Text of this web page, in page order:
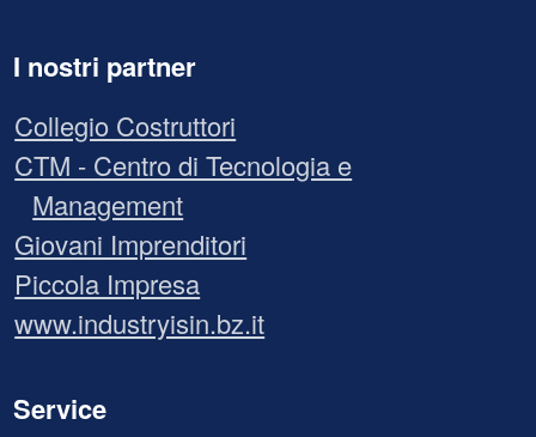
I nostri partner
Collegio Costruttori
CTM - Centro di Tecnologia e
Management
Giovani Imprenditori
Piccola Impresa
www.industryisin.bz.it
Service